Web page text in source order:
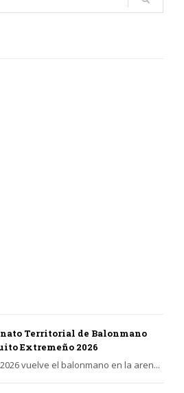
Territorial de Balonmano
Extremeño 2026
vuelve el balonmano en la aren...